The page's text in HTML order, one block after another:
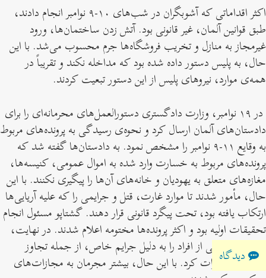
اکثر اقداماتی که آشوبگران در شب‌های ۱۰-۹ نوامبر انجام دادند،
طبق قوانین آلمان، غیر قانونی بود. آتش زدن ساختمان‌ها، ورود
غیرمجاز به منازل و تخریب فروشگاه‌ها جرم محسوب می‌شد. با این
حال، به پلیس دستور داده شده بود که مداخله نکند و تقریباً در
همه‌ی موارد، نیروهای پلیس از این دستور تبعیت کردند.
در ۱۹ نوامبر، وزارت دادگستری دستورالعمل‌های محرمانه‌ای را برای
دادستان‌های آلمان ارسال کرد و نحوه‌ی رسیدگی به پرونده‌های مربوط
به وقایع ۱۱-۹ نوامبر را مشخص نمود. به دادستان‌ها گفته شد که
پرونده‌های مربوط به خسارت وارد شده به اموال عمومی، کنیسه‌ها،
مغازه‌های متعلق به یهودیان و خانه‌های آن‌ها را پیگیری نکنند. با این
حال، مأمور شدند تا موارد غارت، قتل و جرایمی را که علیه آریایی‌ها
ارتکاب یافته بود، تحت پیگرد قانونی قرار دهند. گشتاپو مسئول انجام
تحقیقات اولیه بود و اکثر پرونده‌ها مختومه اعلام شدند. در نهایت،
رژیم نازی برخی از افراد را به دلیل جرایم خاص، از جمله تجاوز
جنسی، مجازات کرد. با این حال، بیشتر مجرمان به مجازات‌های
دیدگاه